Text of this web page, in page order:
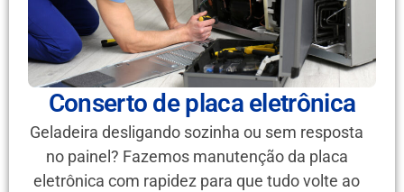
Conserto de placa eletrônica
Geladeira desligando sozinha ou sem resposta
no painel? Fazemos manutenção da placa
eletrônica com rapidez para que tudo volte ao